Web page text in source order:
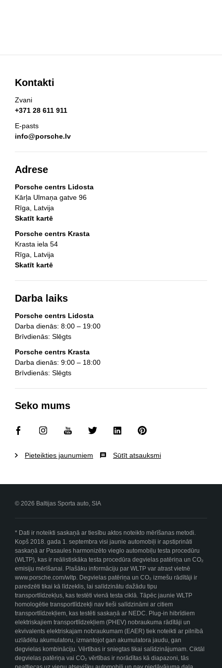
Kontakti
Zvani
+371 28 611 911
E-pasts
info@porsche.lv
Adrese
Porsche centrs Lidosta
Kārļa Ulmaņa gatve 96
Rīga, Latvija
Skatīt kartē
Porsche centrs Krasta
Krasta iela 54
Rīga, Latvija
Skatīt kartē
Darba laiks
Porsche centrs Lidosta
Darba dienās: 8:00 – 19:00
Brīvdienās: Slēgts
Porsche centrs Krasta
Darba dienās: 9:00 – 18:00
Brīvdienās: Slēgts
Seko mums
Pieteikties jaunumiem Sūtīt atsauksmi
© 2026 Baltijas Sporta auto, SIA
* Dati ir noteikti saskaņā ar tiesību aktos noteikto mērīšanas metodi.
Kopš 2018. gada 1. septembra visi jaunie automobiļi ir apstiprināti
saskaņā ar Pasaules harmonizēto vieglo automobiļu testa procedūru
(WLTP), kas ir reālistiskāka testa procedūra degvielas patēriņa un CO₂
emisiju mērīšanai. Plašāku informāciju par WLTP var atrast vietnē
www.porsche.com/wltp. Degvielas patēriņa un CO₂ izmešu rādītāji ir
paredzēti tikai kā līdzeklis, lai salīdzinātu dažādu tipu
transportlīdzekļus, kas testēti vienā testa ciklā. Tāpēc jaunie WLTP
homologētie transportlīdzekļi nav tieši salīdzināmi ar citiem
transportlīdzekļiem, kas testēti saskaņā ar NEDC. Plug-in hibrīdiem
elektriskajiem transportlīdzekļiem (PHEV) nobraukuma rādītāji un
ekvivalents elektriskajam nobraukumam (EAER) tiek noteikti ar pilnībā
uzlādētu akumulatoru, izmantojot gan akumulatora jaudu, gan
degvielas kombināciju. Vērtības ir sniegtas tikai salīdzinājumam. Ciktāl
degvielas patēriņa vai CO₂ vērtības ir norādītas kā diapazoni, tās